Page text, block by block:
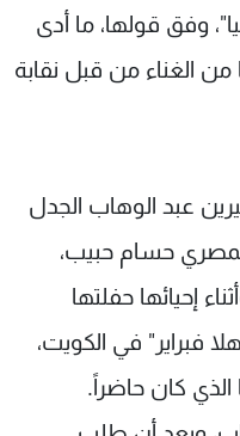
وفق قولها، ما أدى
من الغناء من قبل نقابة
عبد الوهاب الجدل
حسام حبيب،
إحيائها حفلتها
فبراير" في الكويت،
كان حاضراً.